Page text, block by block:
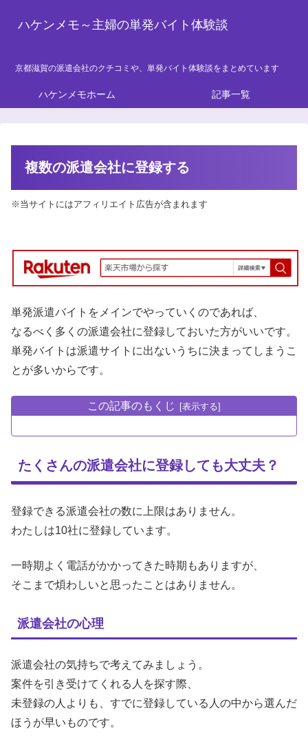
ハケンメモ～主婦の単発バイト体験談
京都滋賀の派遣会社のクチコミや、単発バイト体験談をまとめています
ハケンメモホーム 記事一覧
複数の派遣会社に登録する
※当サイトにはアフィリエイト広告が含まれます
単発派遣バイトをメインでやっていくのであれば、
なるべく多くの派遣会社に登録しておいた方がいいです。
単発バイトは派遣サイトに出ないうちに決まってしまうこ
とが多いからです。
この記事のもくじ
たくさんの派遣会社に登録しても大丈夫？
登録できる派遣会社の数に上限はありません。
わたしは10社に登録しています。
一時期よく電話がかかってきた時期もありますが、
そこまで煩わしいと思ったことはありません。
派遣会社の心理
派遣会社の気持ちで考えてみましょう。
案件を引き受けてくれる人を探す際、
未登録の人よりも、すでに登録している人の中から選んだ
ほうが早いものです。